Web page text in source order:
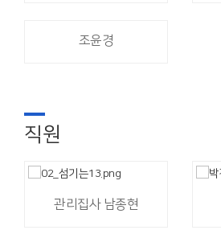
조윤경
직원
관리집사 남종현